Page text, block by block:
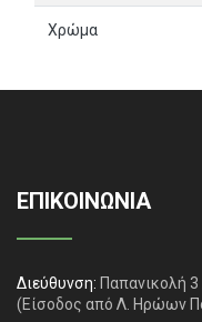
Χρώμα
ΕΠΙΚΟΙΝΩΝΙΑ
Διεύθυνση: Παπανικολή
(Είσοδος από Λ. Ηρώων